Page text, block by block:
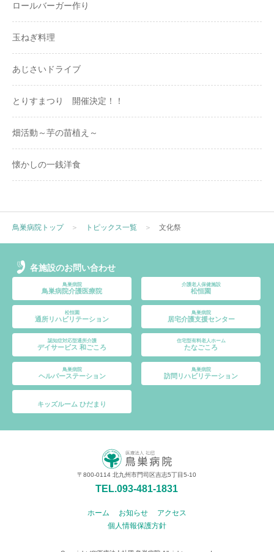
ロールバーガー作り
玉ねぎ料理
あじさいドライブ
とりすまつり 開催決定！！
畑活動～芋の苗植え～
懐かしの一銭洋食
鳥巣病院トップ＞ トピックス一覧 ＞ 文化祭
各施設のお問い合わせ
鳥巣病院
鳥巣病院介護医療院
介護老人保健施設
松恒園
松恒園
通所リハビリテーション
鳥巣病院
居宅介護支援センター
認知症対応型通所介護
デイサービス 和ごころ
住宅型有料老人ホーム
たなごころ
鳥巣病院
ヘルパーステーション
鳥巣病院
訪問リハビリテーション
キッズルーム ひだまり
〒800-0114 北九州市門司区吉志5丁目5-10
TEL.093-481-1831
ホーム お知らせ
アクセス
個人情報保護方針